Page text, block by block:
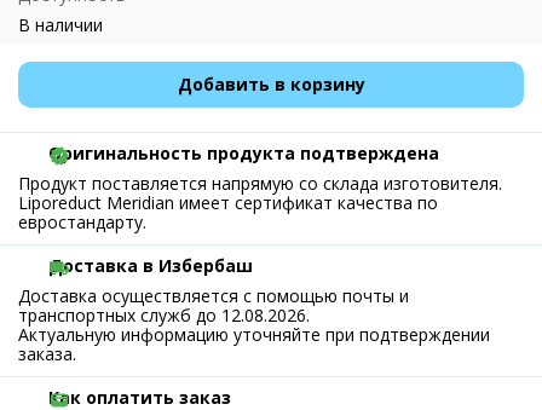
В наличии
Добавить в корзину
Оригинальность продукта подтверждена
Продукт поставляется напрямую со склада изготовителя.
Liporeduct Meridian имеет сертификат качества по
евростандарту.
Доставка в Избербаш
Доставка осуществляется с помощью почты и
транспортных служб до 12.08.2026.
Актуальную информацию уточняйте при подтверждении
заказа.
Как оплатить заказ